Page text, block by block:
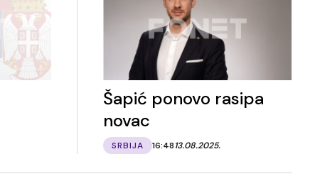
Šapić ponovo rasipa
novac
SRBIJA 16:4813.08.2025.